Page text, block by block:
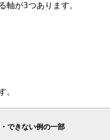
軸が3つあります。
。
できない例の一部